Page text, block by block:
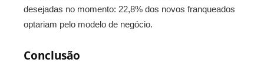
desejadas no momento: 22,8% dos novos franqueados
optariam pelo modelo de negócio.
Conclusão